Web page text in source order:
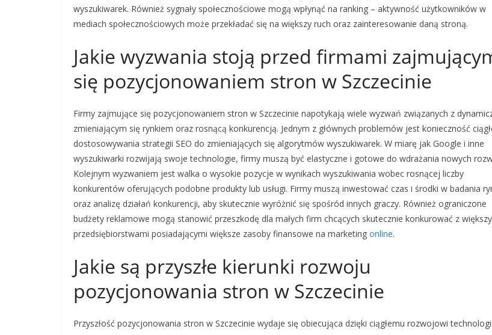
wyszukiwarek. Również sygnały społecznościowe mogą wpłynąć na ranking – aktywność użytkowników w
mediach społecznościowych może przekładać się na większy ruch oraz zainteresowanie daną stroną.
Jakie wyzwania stoją przed firmami
się pozycjonowaniem stron w Szczecinie
Firmy zajmujące się pozycjonowaniem stron w Szczecinie napotykają wiele wyzwań związanych z
zmieniającym się rynkiem oraz rosnącą konkurencją. Jednym z głównych problemów jest konieczność
dostosowywania strategii SEO do zmieniających się algorytmów wyszukiwarek. W miarę jak Google i inne
wyszukiwarki rozwijają swoje technologie, firmy muszą być elastyczne i gotowe do wdrażania nowych
Kolejnym wyzwaniem jest walka o wysokie pozycje w wynikach wyszukiwania wobec rosnącej liczby
konkurentów oferujących podobne produkty lub usługi. Firmy muszą inwestować czas i środki w badania
oraz analizę działań konkurencji, aby skutecznie wyróżnić się spośród innych graczy. Również ograniczone
budżety reklamowe mogą stanowić przeszkodę dla małych firm chcących skutecznie konkurować z
przedsiębiorstwami posiadającymi większe zasoby finansowe na marketing online.
Jakie są przyszłe kierunki rozwoju
pozycjonowania stron w Szczecinie
Przyszłość pozycjonowania stron w Szczecinie wydaje się obiecująca dzięki ciągłemu rozwojowi